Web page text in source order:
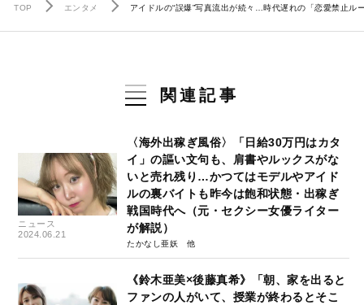
TOP エンタメ アイドルの“誤爆”写真流出が続々…時代遅れの「恋愛禁止ル
関連記事
ニュース
2024.06.21
〈海外出稼ぎ風俗〉「日給30万円はカタ
イ」の謳い文句も、肩書やルックスがな
いと売れ残り…かつてはモデルやアイド
ルの裏バイトも昨今は飽和状態・出稼ぎ
戦国時代へ（元・セクシー女優ライター
が解説）
たかなし亜妖
《鈴木亜美×後藤真希》「朝、家を出ると
ファンの人がいて、授業が終わるとそこ